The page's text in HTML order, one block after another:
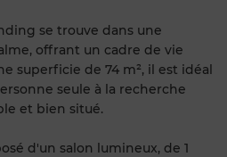
se trouve dans une
offrant un cadre de vie
superficie de 74 m², il est idéal
seule à la recherche
et bien situé.
d'un salon lumineux, de 1